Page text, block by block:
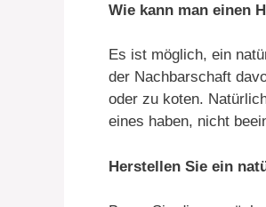
Wie kann man einen
Es ist möglich, ein
der Nachbarschaft
oder zu koten.
eines haben, nicht
Herstellen Sie ein